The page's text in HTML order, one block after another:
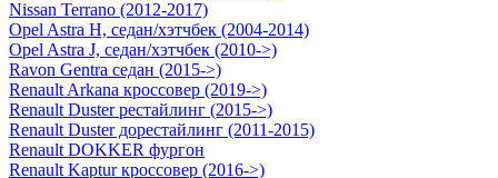
Nissan Terrano (2012-2017)
Opel Astra H, седан/хэтчбек (2004-2014)
Opel Astra J, седан/хэтчбек (2010->)
Ravon Gentra седан (2015->)
Renault Arkana кроссовер (2019->)
Renault Duster рестайлинг (2015->)
Renault Duster дорестайлинг (2011-2015)
Renault DOKKER фургон
Renault Kaptur кроссовер (2016->)